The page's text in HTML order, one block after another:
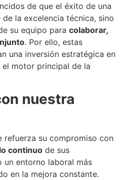
de que el éxito de una
la excelencia técnica, sino
su equipo para colaborar,
. Por ello, estas
una inversión estratégica en
el motor principal de la
nuestra
refuerza su compromiso con
continuo de sus
un entorno laboral más
en la mejora constante.